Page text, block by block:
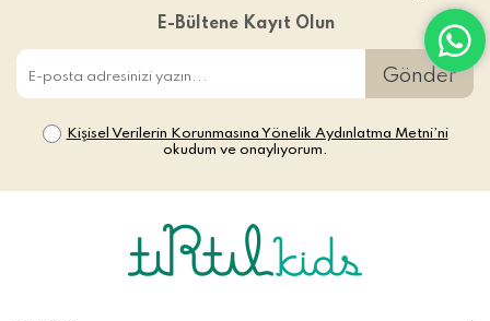
E-Bültene Kayıt Olun
Gönder
Kişisel Verilerin Korunmasına Yönelik Aydınlatma Metni’ni
okudum ve onaylıyorum.